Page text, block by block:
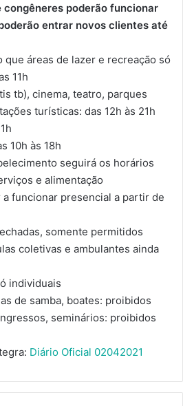
congêneres poderão funcionar
entrar novos clientes até
que áreas de lazer e recreação só
11h
tb), cinema, teatro, parques
turísticas: das 12h às 21h
10h às 18h
seguirá os horários
e alimentação
funcionar presencial a partir de
somente permitidos
coletivas e ambulantes ainda
individuais
de samba, boates: proibidos
seminários: proibidos
Diário Oficial 02042021